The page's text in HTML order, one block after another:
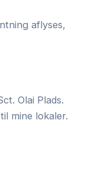
aflyses,
Olai Plads.
mine lokaler.